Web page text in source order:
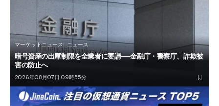
マーケットニュース ニュース
暗号資産の出庫制限を全業者に要請──金融庁・警察庁、詐欺被
害の防止へ
2026年08月07日 09時55分